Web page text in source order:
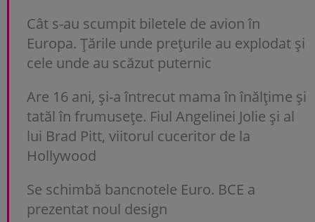
Cât s-au scumpit biletele de avion în
Europa. Țările unde prețurile au explodat și
cele unde au scăzut puternic
Are 16 ani, și-a întrecut mama în înălțime și
tatăl în frumusețe. Fiul Angelinei Jolie și al
lui Brad Pitt, viitorul cuceritor de la
Hollywood
Se schimbă bancnotele Euro. BCE a
prezentat noul design